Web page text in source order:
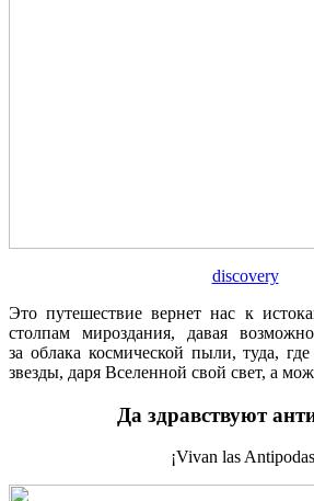
discovery
Это путешествие вернет нас к
столпам мироздания, давая
за облака космической пыли, туда,
звезды, даря Вселенной свой свет, а
Да здравствуют
¡Vivan las